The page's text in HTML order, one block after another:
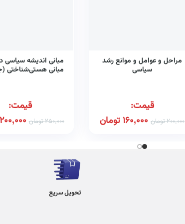
مراحل و عوامل و موانع رشد
سیاسی
قیمت:
200,000تومان 160,000تومان
مبانی اندیشه سیاسی
مبانی هستی‌شناختی
قیمت:
250,000تومان 200,000
تحویل سریع